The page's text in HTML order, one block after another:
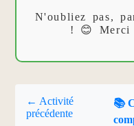
N'oubliez pas,
! 😊 Merci
← Activité
précédente
📚